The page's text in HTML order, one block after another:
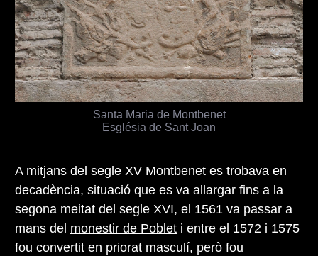
A mitjans del segle XV Montbenet es trobava en
decadència, situació que es va allargar fins a la
segona meitat del segle XVI, el 1561 va passar a
mans del monestir de Poblet i entre el 1572 i 1575
fou convertit en priorat masculí, però fou
Santa Maria de Montbenet
Església de Sant Joan